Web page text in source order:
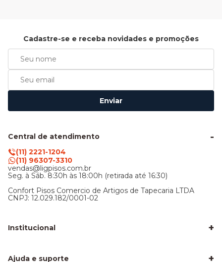
Cadastre-se e receba novidades e promoções
Enviar
Central de atendimento
(11) 2221-1204
(11) 96307-3310
vendas@ligpisos.com.br
Seg. à Sáb. 8:30h às 18:00h (retirada até 16:30)
Confort Pisos Comercio de Artigos de Tapecaria LTDA
CNPJ: 12.029.182/0001-02
Institucional +
Sobre nós
Ajuda e suporte +